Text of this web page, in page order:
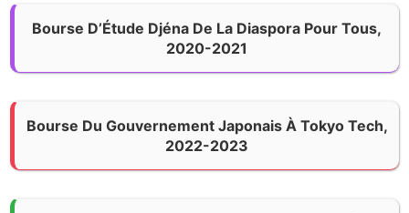
Bourse D’Étude Djéna De La Diaspora Pour Tous,
2020-2021
Bourse Du Gouvernement Japonais À Tokyo Tech,
2022-2023